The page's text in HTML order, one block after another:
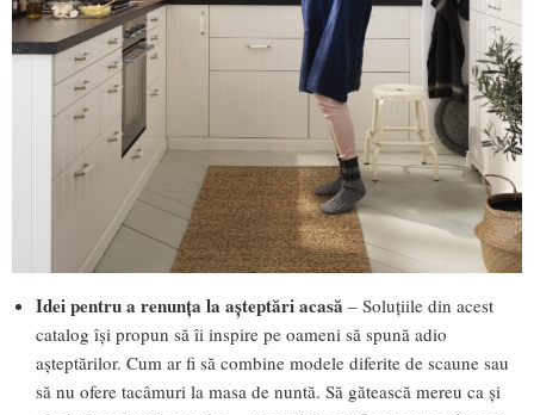
Idei pentru a renunța la așteptări acasă – Soluțiile din acest
catalog își propun să îi inspire pe oameni să spună adio
așteptărilor. Cum ar fi să combine modele diferite de scaune sau
să nu ofere tacâmuri la masa de nuntă. Să gătească mereu ca și